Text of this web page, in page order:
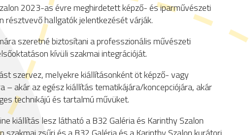
2023-as évre meghirdetett képző- és iparművészeti
hallgatók jelentkezését várják.
szeretné biztosítani a professzionális művészeti
kívüli szakmai integrációját.
szervez, melyekre kiállításonként öt képző- vagy
akár az egész kiállítás tematikájára/koncepciójára, akár
technikájú és tartalmú művüket.
kiállítás lesz látható a B32 Galéria és Karinthy Szalon